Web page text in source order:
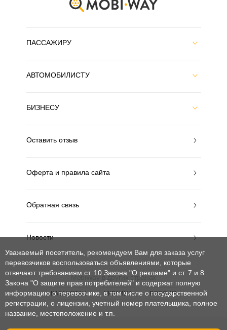
ПАССАЖИРУ
АВТОМОБИЛИСТУ
БИЗНЕСУ
Оставить отзыв
Оферта и правила сайта
Обратная связь
Новости
MobiWay в других странах
КАЗАХСТАН УКРАИНА РОССИЯ
Уважаемый посетитель, рекомендуем Вам для заказа услуг
перевозчиков воспользоваться объявлениями, которые
отвечают требованиям ст. 10 Закона "О рекламе" и ст. 7 и 8
Закона "О защите прав потребителей" и содержат полную
информацию о перевозчике, в том числе о государственной
регистрации, о лицензии, учетный номер плательщика, полное
название, местоположение и т.п.